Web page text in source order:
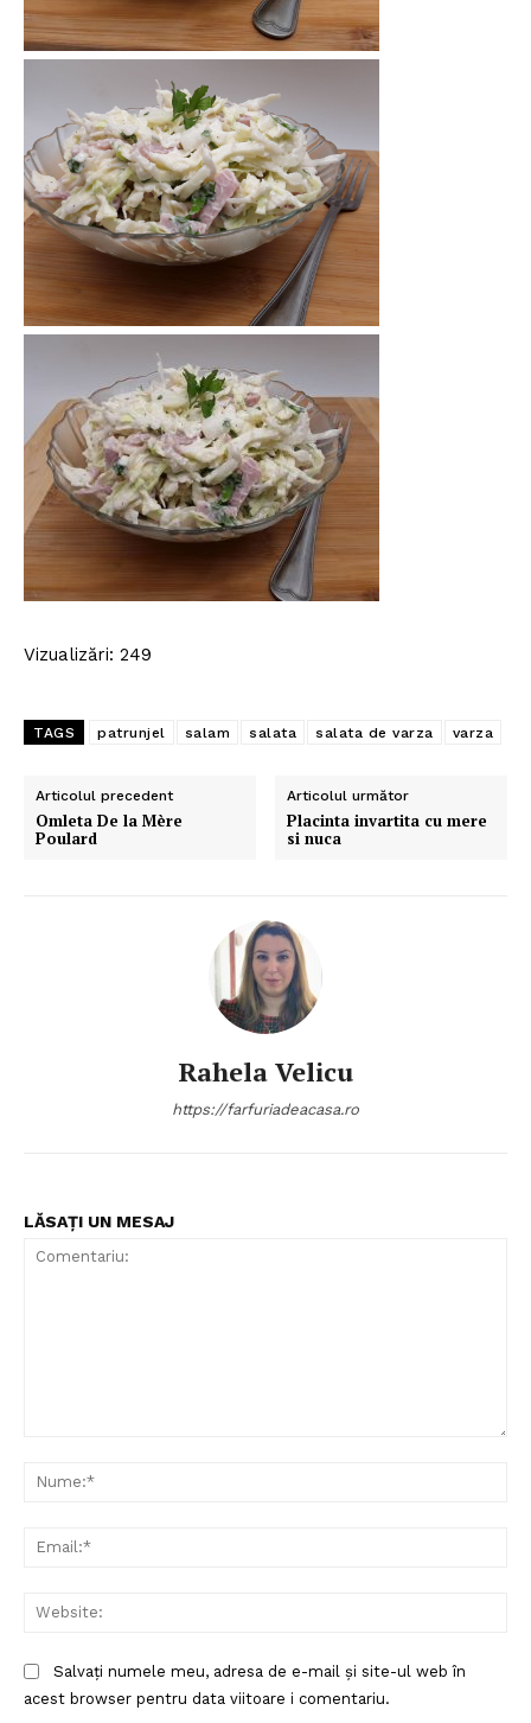
Politica de Confidențialitate
Vizualizări: 249
TAGS patrunjel salam salata salata de varza varza
Articolul precedent
Omleta De la Mère
Poulard
Articolul următor
Placinta invartita cu mere
si nuca
Rahela Velicu
https://farfuriadeacasa.ro
LĂSAȚI UN MESAJ
Salvați numele meu, adresa de e-mail și site-ul web în
acest browser pentru data viitoare i comentariu.